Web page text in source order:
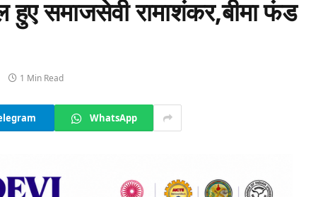
समाजसेवी रामाशंकर,बीमा फंड
1 Min Read
WhatsApp